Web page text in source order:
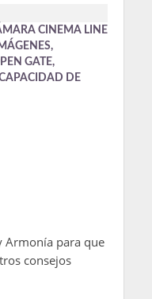
CINEMA LINE
GATE,
DE
Armonía para que
consejos